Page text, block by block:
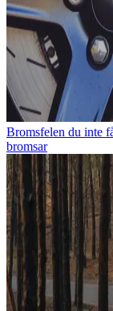
Bromsfelen du inte
bromsar